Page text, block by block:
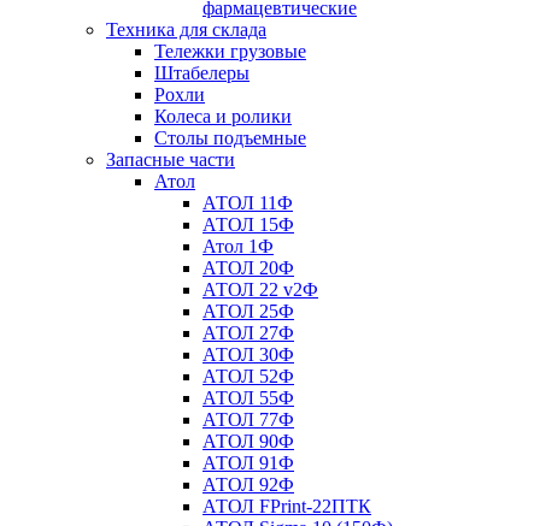
фармацевтические
Техника для склада
Тележки грузовые
Штабелеры
Рохли
Колеса и ролики
Столы подъемные
Запасные части
Атол
АТОЛ 11Ф
АТОЛ 15Ф
Атол 1Ф
АТОЛ 20Ф
АТОЛ 22 v2Ф
АТОЛ 25Ф
АТОЛ 27Ф
АТОЛ 30Ф
АТОЛ 52Ф
АТОЛ 55Ф
АТОЛ 77Ф
АТОЛ 90Ф
АТОЛ 91Ф
АТОЛ 92Ф
АТОЛ FPrint-22ПТК